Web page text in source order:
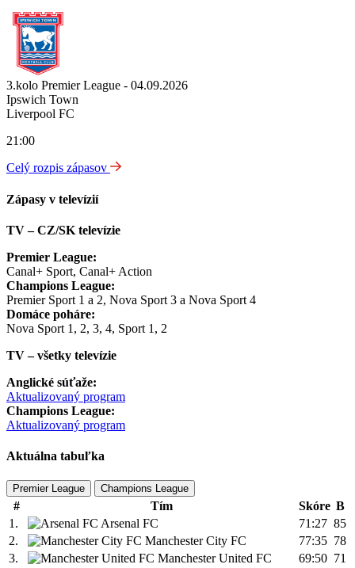
3.kolo Premier League - 04.09.2026
Ipswich Town
Liverpool FC
21:00
Celý rozpis zápasov
Zápasy v televízií
TV – CZ/SK televízie
Premier League:
Canal+ Sport, Canal+ Action
Champions League:
Premier Sport 1 a 2, Nova Sport 3 a Nova Sport 4
Domáce poháre:
Nova Sport 1, 2, 3, 4, Sport 1, 2
TV – všetky televízie
Anglické súťaže:
Aktualizovaný program
Champions League:
Aktualizovaný program
Aktuálna tabuľka
Premier League Champions League
# Tím Skóre B
1.
Arsenal FC 71:27 85
2.
Manchester City FC 77:35 78
3.
Manchester United FC 69:50 71